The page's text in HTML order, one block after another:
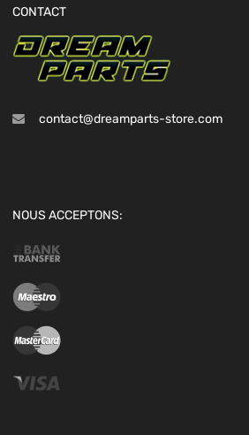
CONTACT
contact@dreamparts-store.com
NOUS ACCEPTONS: